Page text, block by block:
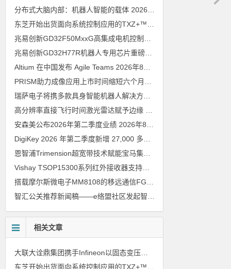
分布式大脑内部：机器人智能的载体 2026年8月6日
兆易创新GD32H77R机器人专用芯片重磅亮相，精准赋能伺服驱动与关节控制
Altium 在中国发布 Agile Teams 2026年8月6日
安森美公布2026年第二季度业绩 2026年8月6日
恩智浦Trimension超宽带技术赋能宝马集团Digital Key Plus及生命体存在检测功能
Vishay TSOP15300系列红外接收器支持所有主流遥控代码
相关文章
大联大诠鼎集团携手Infineon以固态变压器重构配电效率新标杆